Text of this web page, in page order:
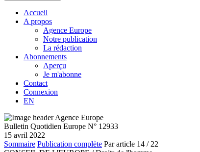
Accueil
A propos
Agence Europe
Notre publication
La rédaction
Abonnements
Aperçu
Je m'abonne
Contact
Connexion
EN
Bulletin Quotidien Europe N° 12933
15 avril 2022
Sommaire Publication complète Par article 14 / 22